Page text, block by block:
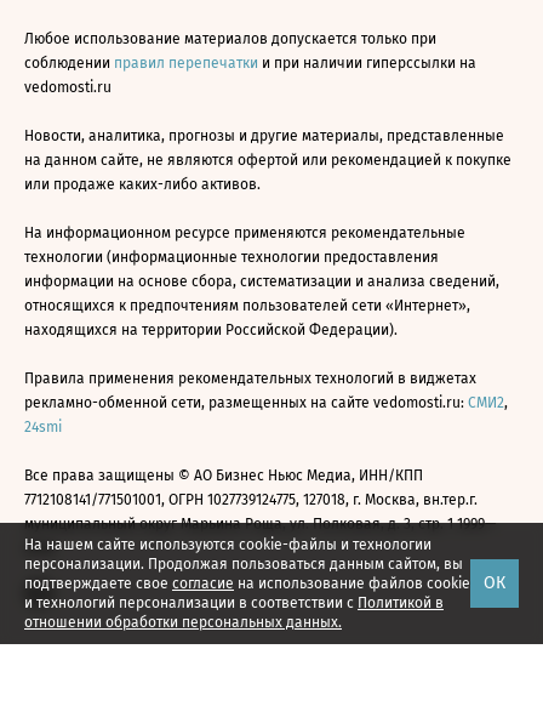
На нашем сайте используются cookie-файлы и технологии
персонализации. Продолжая пользоваться данным сайтом, вы
подтверждаете свое согласие на использование файлов cookie
и технологий персонализации в соответствии с Политикой в
отношении обработки персональных данных.
ОК
Любое использование материалов допускается только при
соблюдении правил перепечатки и при наличии гиперссылки на
vedomosti.ru
Новости, аналитика, прогнозы и другие материалы, представленные
на данном сайте, не являются офертой или рекомендацией к покупке
или продаже каких-либо активов.
На информационном ресурсе применяются рекомендательные
технологии (информационные технологии предоставления
информации на основе сбора, систематизации и анализа сведений,
относящихся к предпочтениям пользователей сети «Интернет»,
находящихся на территории Российской Федерации).
Правила применения рекомендательных технологий в виджетах
рекламно-обменной сети, размещенных на сайте vedomosti.ru: СМИ2,
24smi
Все права защищены © АО Бизнес Ньюс Медиа, ИНН/КПП
7712108141/771501001, ОГРН 1027739124775, 127018, г. Москва, вн.тер.г.
муниципальный округ Марьина Роща, ул. Полковая, д. 3, стр. 1 1999—
2026